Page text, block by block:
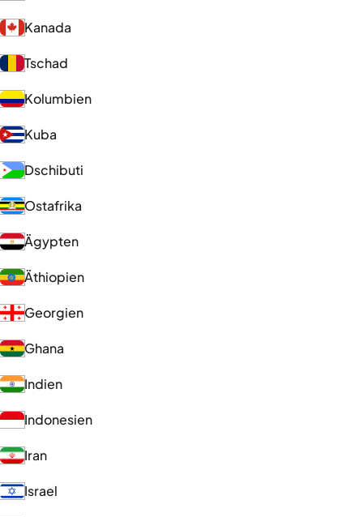
Kanada
Tschad
Kolumbien
Kuba
Dschibuti
Ostafrika
Ägypten
Äthiopien
Georgien
Ghana
Indien
Indonesien
Iran
Israel